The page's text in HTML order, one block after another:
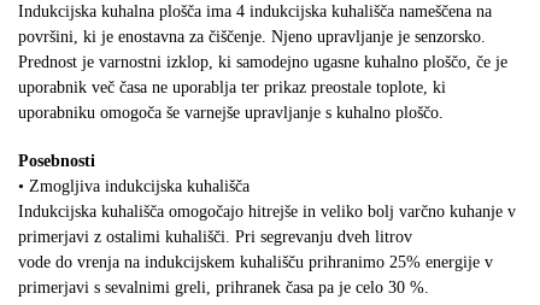
Indukcijska kuhalna plošča ima 4 indukcijska kuhališča nameščena na
površini, ki je enostavna za čiščenje. Njeno upravljanje je senzorsko.
Prednost je varnostni izklop, ki samodejno ugasne kuhalno ploščo, če je
uporabnik več časa ne uporablja ter prikaz preostale toplote, ki
uporabniku omogoča še varnejše upravljanje s kuhalno ploščo.
Posebnosti
• Zmogljiva indukcijska kuhališča
Indukcijska kuhališča omogočajo hitrejše in veliko bolj varčno kuhanje v
primerjavi z ostalimi kuhališči. Pri segrevanju dveh litrov
vode do vrenja na indukcijskem kuhališču prihranimo 25% energije v
primerjavi s sevalnimi greli, prihranek časa pa je celo 30 %.